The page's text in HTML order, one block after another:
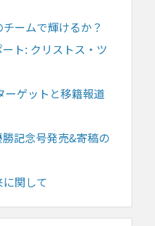
ームで輝けるか？
ト: クリストス・ツ
ーゲットと移籍報道
記念号発売&寄稿の
関して